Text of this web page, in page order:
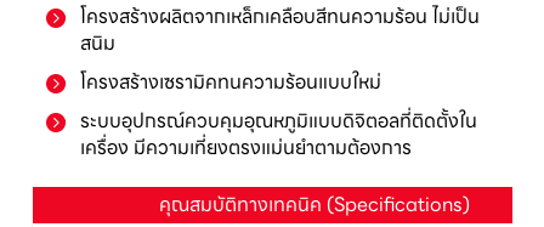
โครงสร้างผลิตจากเหล็กเคลือบสีทนความร้อน ไม่เป็น
สนิม
โครงสร้างเซรามิคทนความร้อนแบบใหม่
ระบบอุปกรณ์ควบคุมอุณหภูมิแบบดิจิตอลที่ติดตั้งใน
เครื่อง มีความเที่ยงตรงแม่นยำตามต้องการ
คุณสมบัติทางเทคนิค (Specifications)